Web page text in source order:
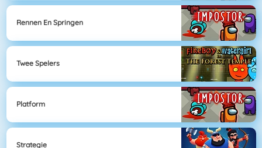
Rennen En Springen
Twee Spelers
Platform
Strategie